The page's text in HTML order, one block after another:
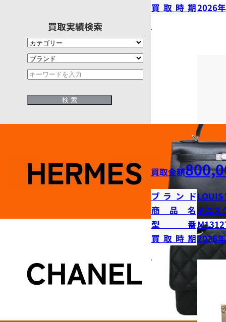
買取実績検索
買取時期2026
買取金額
ブランドLOUIS
商品名 ミニス
型番
買取時期2026